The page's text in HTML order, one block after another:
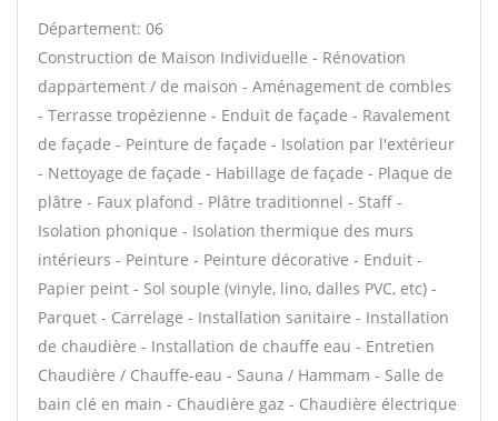
Département: 06
Construction de Maison Individuelle - Rénovation
dappartement / de maison - Aménagement de combles
- Terrasse tropézienne - Enduit de façade - Ravalement
de façade - Peinture de façade - Isolation par l'extérieur
- Nettoyage de façade - Habillage de façade - Plaque de
plâtre - Faux plafond - Plâtre traditionnel - Staff -
Isolation phonique - Isolation thermique des murs
intérieurs - Peinture - Peinture décorative - Enduit -
Papier peint - Sol souple (vinyle, lino, dalles PVC, etc) -
Parquet - Carrelage - Installation sanitaire - Installation
de chaudière - Installation de chauffe eau - Entretien
Chaudière / Chauffe-eau - Sauna / Hammam - Salle de
bain clé en main - Chaudière gaz - Chaudière électrique